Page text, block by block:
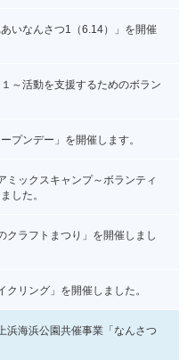
いなんさつ1（6.14）」を開催
～活動を支援するためのボラン
プンデー」を開催します。
ミックスキャンプ～ボランティ
した。
クラフトまつり」を開催しまし
リング」を開催しました。
浜海浜公園共催事業「なんさつ